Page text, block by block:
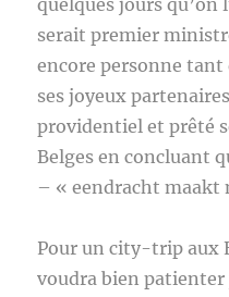
quelques jours
serait premier
encore personne tant
ses joyeux
providentiel et prêté
Belges en concluant
– « eendracht maakt
Pour un city-trip aux
voudra bien patienter